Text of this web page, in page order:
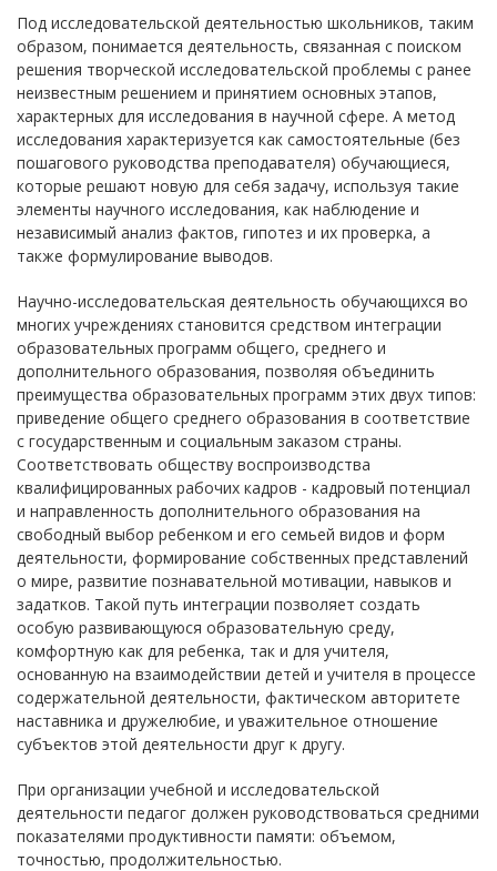
Под исследовательской деятельностью школьников, таким
образом, понимается деятельность, связанная с поиском
решения творческой исследовательской проблемы с ранее
неизвестным решением и принятием основных этапов,
характерных для исследования в научной сфере. А метод
исследования характеризуется как самостоятельные (без
пошагового руководства преподавателя) обучающиеся,
которые решают новую для себя задачу, используя такие
элементы научного исследования, как наблюдение и
независимый анализ фактов, гипотез и их проверка, а
также формулирование выводов.
Научно-исследовательская деятельность обучающихся во
многих учреждениях становится средством интеграции
образовательных программ общего, среднего и
дополнительного образования, позволяя объединить
преимущества образовательных программ этих двух типов:
приведение общего среднего образования в соответствие
с государственным и социальным заказом страны.
Соответствовать обществу воспроизводства
квалифицированных рабочих кадров - кадровый потенциал
и направленность дополнительного образования на
свободный выбор ребенком и его семьей видов и форм
деятельности, формирование собственных представлений
о мире, развитие познавательной мотивации, навыков и
задатков. Такой путь интеграции позволяет создать
особую развивающуюся образовательную среду,
комфортную как для ребенка, так и для учителя,
основанную на взаимодействии детей и учителя в процессе
содержательной деятельности, фактическом авторитете
наставника и дружелюбие, и уважительное отношение
субъектов этой деятельности друг к другу.
При организации учебной и исследовательской
деятельности педагог должен руководствоваться средними
показателями продуктивности памяти: объемом,
точностью, продолжительностью.